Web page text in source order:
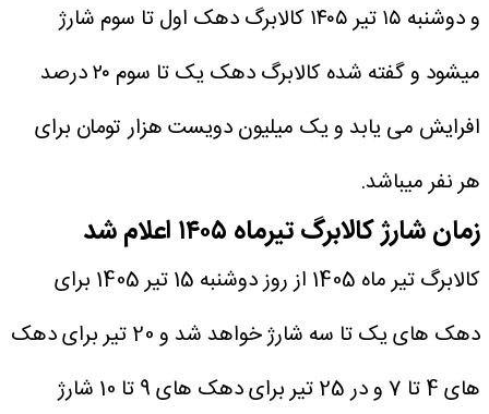
و دوشنبه ۱۵ تیر ۱۴۰۵ کالابرگ دهک اول تا سوم شارژ
میشود و گفته شده کالابرگ دهک یک تا سوم ۲۰ درصد
افرایش می یابد و یک میلیون دویست هزار تومان برای
هر نفر میباشد.
زمان شارژ کالابرگ تیرماه ۱۴۰۵ اعلام شد
کالابرگ تیر ماه 1405 از روز دوشنبه 15 تیر 1405 برای
دهک های یک تا سه شارژ خواهد شد و 20 تیر برای دهک
های 4 تا 7 و در 25 تیر برای دهک های 9 تا 10 شارژ